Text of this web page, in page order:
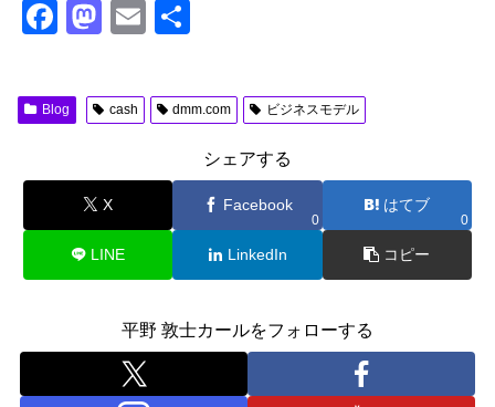
F
c
e
o
o
k
M
st
o
o
n
E
ail
Blog cash dmm.com ビジネスモデル
シェアする
X Facebook
0
はてブ
0
LINE LinkedIn コピー
平野 敦士カールをフォローする